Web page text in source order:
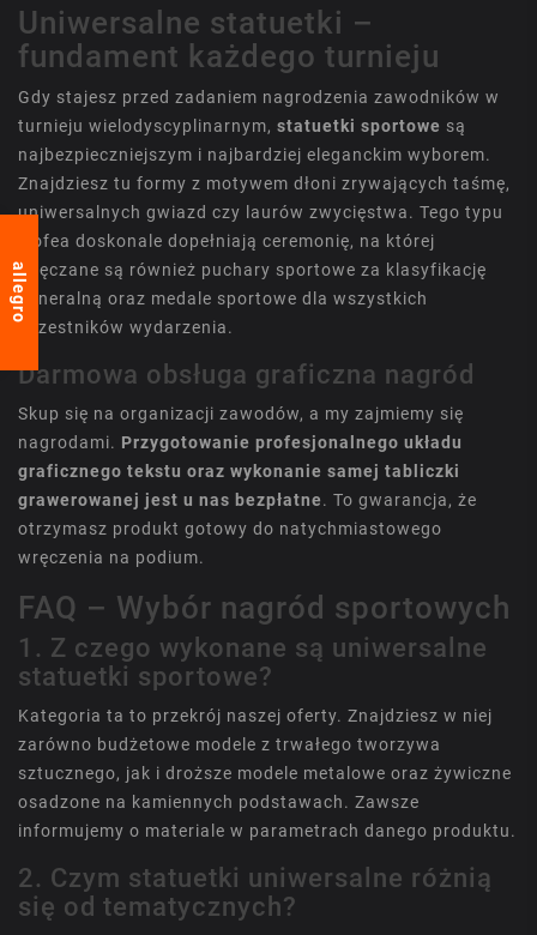
Uniwersalne statuetki –
fundament każdego turnieju
Gdy stajesz przed zadaniem nagrodzenia zawodników w
turnieju wielodyscyplinarnym, statuetki sportowe są
najbezpieczniejszym i najbardziej eleganckim wyborem.
Znajdziesz tu formy z motywem dłoni zrywających taśmę,
uniwersalnych gwiazd czy laurów zwycięstwa. Tego typu
trofea doskonale dopełniają ceremonię, na której
wręczane są również puchary sportowe za klasyfikację
generalną oraz medale sportowe dla wszystkich
uczestników wydarzenia.
Darmowa obsługa graficzna nagród
Skup się na organizacji zawodów, a my zajmiemy się
nagrodami. Przygotowanie profesjonalnego układu
graficznego tekstu oraz wykonanie samej tabliczki
grawerowanej jest u nas bezpłatne. To gwarancja, że
otrzymasz produkt gotowy do natychmiastowego
wręczenia na podium.
FAQ – Wybór nagród sportowych
1. Z czego wykonane są uniwersalne
statuetki sportowe?
Kategoria ta to przekrój naszej oferty. Znajdziesz w niej
zarówno budżetowe modele z trwałego tworzywa
sztucznego, jak i droższe modele metalowe oraz żywiczne
osadzone na kamiennych podstawach. Zawsze
informujemy o materiale w parametrach danego produktu.
2. Czym statuetki uniwersalne różnią
się od tematycznych?
allegro